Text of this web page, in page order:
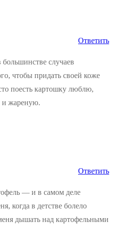
Ответить
случаев
чтобы придать своей коже
поесть картошку люблю,
и жареную.
Ответить
— и в самом деле
когда в детстве болело
дышать над картофельными